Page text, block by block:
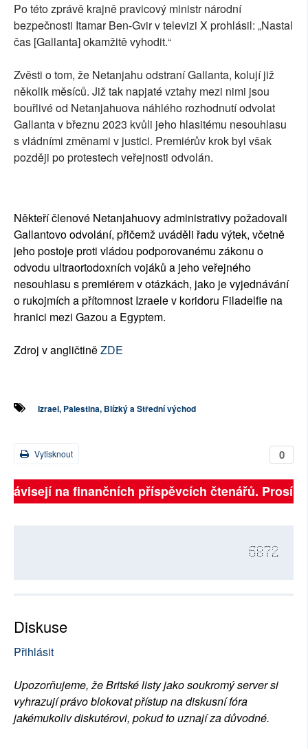
Po této zprávě krajně pravicový ministr národní
bezpečnosti Itamar Ben-Gvir v televizi X prohlásil: „Nastal
čas [Gallanta] okamžitě vyhodit.“
Zvěsti o tom, že Netanjahu odstraní Gallanta, kolují již
několik měsíců. Již tak napjaté vztahy mezi nimi jsou
bouřlivé od Netanjahuova náhlého rozhodnutí odvolat
Gallanta v březnu 2023 kvůli jeho hlasitému nesouhlasu
s vládními změnami v justici. Premiérův krok byl však
později po protestech veřejnosti odvolán.
Někteří členové Netanjahuovy administrativy požadovali
Gallantovo odvolání, přičemž uváděli řadu výtek, včetně
jeho postoje proti vládou podporovanému zákonu o
odvodu ultraortodoxních vojáků a jeho veřejného
nesouhlasu s premiérem v otázkách, jako je vyjednávání
o rukojmích a přítomnost Izraele v koridoru Filadelfie na
hranici mezi Gazou a Egyptem.
Zdroj v angličtiněZDE
Izrael, Palestina, Blízký a Střední východ
0
Vytisknout
na finančních příspěvcích čtenářů.
6872
Diskuse
Přihlásit
Upozorňujeme, že Britské listy jako soukromý server si
vyhrazují právo blokovat přístup na diskusní fóra
jakémukoliv diskutérovi, pokud to uznají za důvodné.